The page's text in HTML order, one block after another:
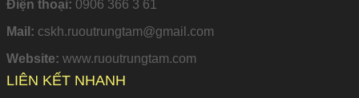
Điện thoại: 0906 366 3 61
Mail: cskh.ruoutrungtam@gmail.com
Website: www.ruoutrungtam.com
LIÊN KẾT NHANH